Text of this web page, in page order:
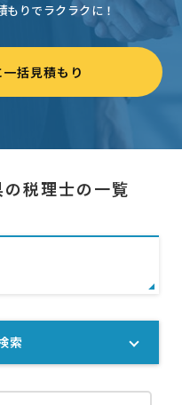
りでラクラクに！
一括見積もり
税理士の一覧
索